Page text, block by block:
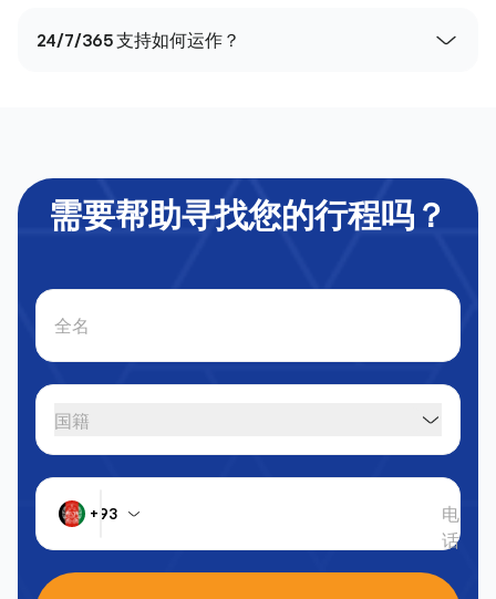
24/7/365 支持如何运作？
需要帮助寻找您的行程吗？
全名
国籍
+93
电
话